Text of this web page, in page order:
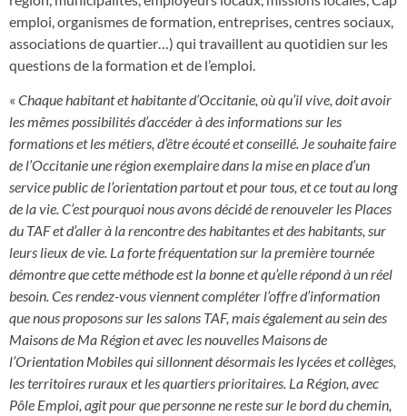
emploi, organismes de formation, entreprises, centres sociaux,
associations de quartier…) qui travaillent au quotidien sur les
questions de la formation et de l’emploi.
« Chaque habitant et habitante d’Occitanie, où qu’il vive, doit avoir
les mêmes possibilités d’accéder à des informations sur les
formations et les métiers, d’être écouté et conseillé. Je souhaite faire
de l’Occitanie une région exemplaire dans la mise en place d’un
service public de l’orientation partout et pour tous, et ce tout au long
de la vie. C’est pourquoi nous avons décidé de renouveler les Places
du TAF et d’aller à la rencontre des habitantes et des habitants, sur
leurs lieux de vie. La forte fréquentation sur la première tournée
démontre que cette méthode est la bonne et qu’elle répond à un réel
besoin. Ces rendez-vous viennent compléter l’offre d’information
que nous proposons sur les salons TAF, mais également au sein des
Maisons de Ma Région et avec les nouvelles Maisons de
l’Orientation Mobiles qui sillonnent désormais les lycées et collèges,
les territoires ruraux et les quartiers prioritaires. La Région, avec
Pôle Emploi, agit pour que personne ne reste sur le bord du chemin,